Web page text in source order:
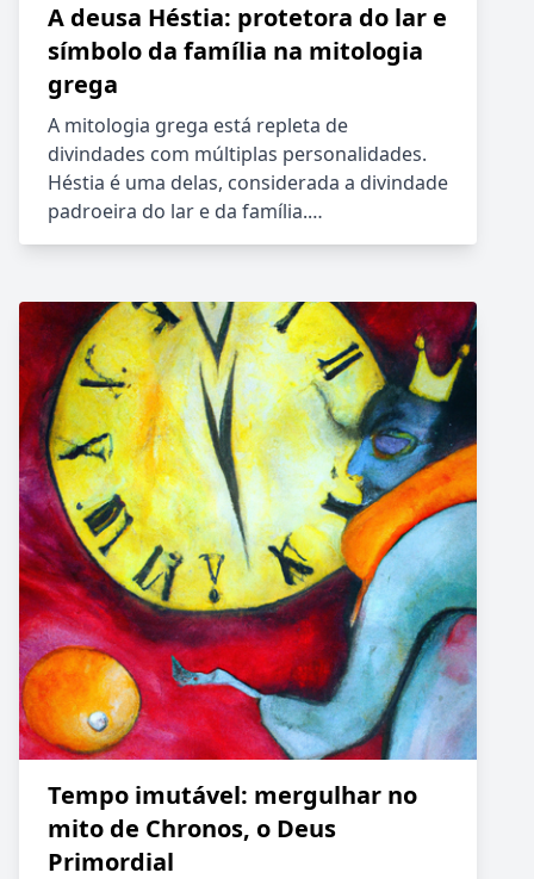
A deusa Héstia: protetora do lar e
símbolo da família na mitologia
grega
A mitologia grega está repleta de
divindades com múltiplas personalidades.
Héstia é uma delas, considerada a divindade
padroeira do lar e da família.…
Tempo imutável: mergulhar no
mito de Chronos, o Deus
Primordial